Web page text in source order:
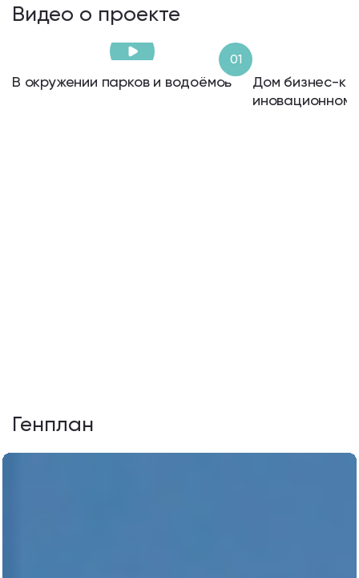
Видео о проекте
01
В окружении парков и водоёмов
Дом бизнес-
иновационном
Генплан